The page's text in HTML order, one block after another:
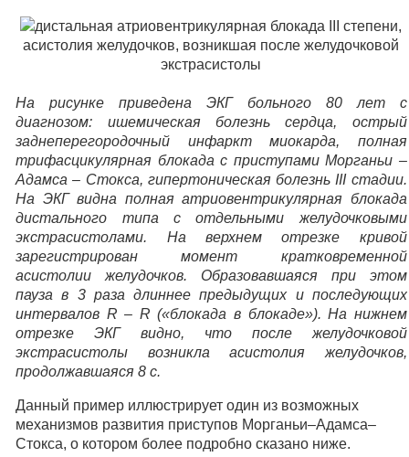
На рисунке приведена ЭКГ больного 80 лет с
диагнозом: ишемическая болезнь сердца, острый
заднеперегородочный инфаркт миокарда, полная
трифасцикулярная блокада с приступами Морганьи –
Адамса – Стокса, гипертоническая болезнь III стадии.
На ЭКГ видна полная атриовентрикулярная блокада
дистального типа с отдельными желудочковыми
экстрасистолами. На верхнем отрезке кривой
зарегистрирован момент кратковременной
асистолии желудочков. Образовавшаяся при этом
пауза в 3 раза длиннее предыдущих и последующих
интервалов R – R («блокада в блокаде»). На нижнем
отрезке ЭКГ видно, что после желудочковой
экстрасистолы возникла асистолия желудочков,
продолжавшаяся 8 с.
Данный пример иллюстрирует один из возможных
механизмов развития приступов Морганьи–Адамса–
Стокса, о котором более подробно сказано ниже.